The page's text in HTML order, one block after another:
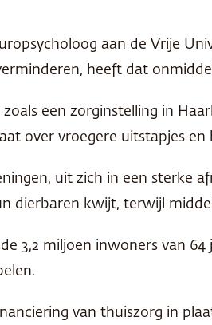
aan de Vrije
heeft dat
een zorginstelling in
over vroegere uitstapjes
uit zich in een sterke
dierbaren kwijt, terwijl
3,2 miljoen inwoners van
van thuiszorg in